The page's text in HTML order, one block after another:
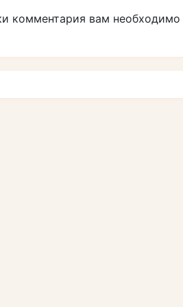
комментария вам необходимо